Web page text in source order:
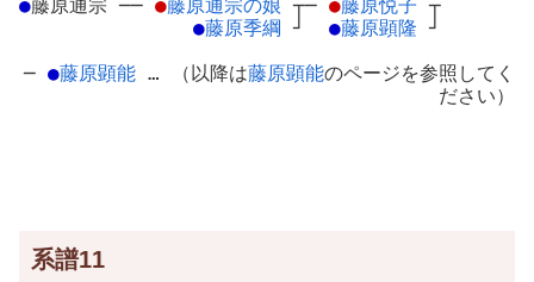
●藤原通宗 ── ●藤原通宗の娘 ┬
●藤原季綱 ┘
─ ●藤原悦子 ┬
●藤原顕隆 ┘
─ ●藤原顕能 … （以降は藤原顕能のページを参照してく
ださい）
系譜11